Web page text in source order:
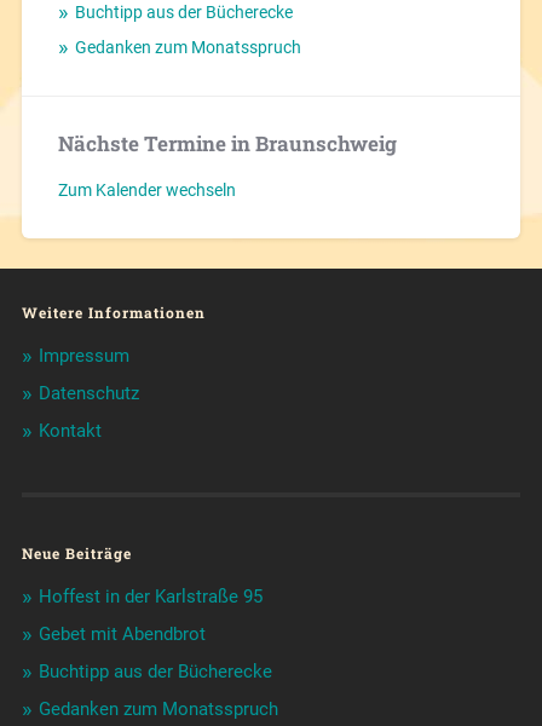
Buchtipp aus der Bücherecke
Gedanken zum Monatsspruch
Nächste Termine in Braunschweig
Zum Kalender wechseln
Weitere Informationen
Impressum
Datenschutz
Kontakt
Neue Beiträge
Hoffest in der Karlstraße 95
Gebet mit Abendbrot
Buchtipp aus der Bücherecke
Gedanken zum Monatsspruch